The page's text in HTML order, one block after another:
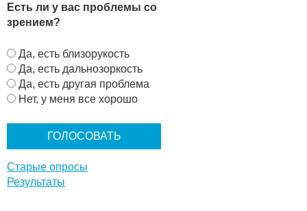
Есть ли у вас проблемы со
зрением?
В
а
р
и
Да, есть близорукость
Да, есть дальнозоркость
Да, есть другая проблема
Нет, у меня все хорошо
Старые опросы
Результаты